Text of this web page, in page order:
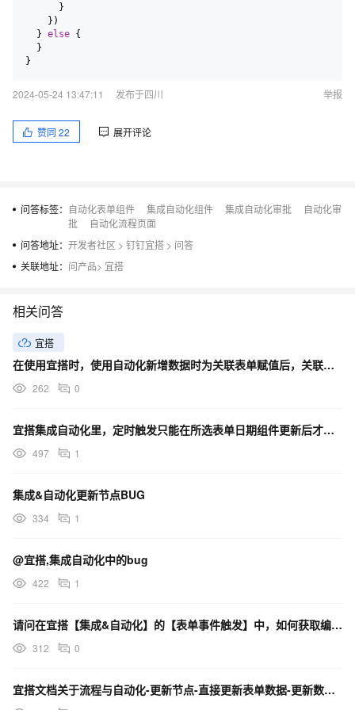
      }
    })
  }
else {
  }
2024-05-24 13:47:11 发布于四川 举报
赞同 22 展开评论
问答标签： 自动化表单组件 集成自动化组件 集成自动化审批
自动化审
批
自动化流程页面
问答地址： 开发者社区 > 钉钉宜搭 > 问答
关联地址： 问产品> 宜搭
相关问答
宜搭
在使用宜搭时，使用自动化新增数据时为关联表单赋值后，关联表单的数据填充没有生效，导致数据库没有写入怎
262 0
宜搭集成自动化里，定时触发只能在所选表单日期组件更新后才能完成触发，如何解决这个问题
497 1
集成&自动化更新节点BUG
334 1
@宜搭,集成自动化中的bug
422 1
请问在宜搭【集成&自动化】的【表单事件触发】中，如何获取编辑前的数据？如何获取删除前的数据？
312 0
宜搭文档关于流程与自动化-更新节点-直接更新表单数据​-更新数据量描述错误